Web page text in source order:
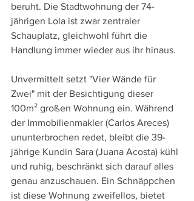
beruht. Die Stadtwohnung der 74-
jährigen Lola ist zwar zentraler
Schauplatz, gleichwohl führt die
Handlung immer wieder aus ihr hinaus.
Unvermittelt setzt "Vier Wände für
Zwei" mit der Besichtigung dieser
100m² großen Wohnung ein. Während
der Immobilienmakler (Carlos Areces)
ununterbrochen redet, bleibt die 39-
jährige Kundin Sara (Juana Acosta) kühl
und ruhig, beschränkt sich darauf alles
genau anzuschauen. Ein Schnäppchen
ist diese Wohnung zweifellos, bietet